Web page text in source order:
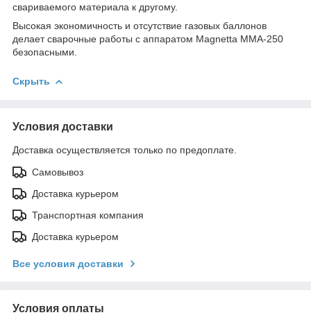
свариваемого материала к другому.
Высокая экономичность и отсутствие газовых баллонов
делает сварочные работы с аппаратом Magnetta MMA-250
безопасными.
Скрыть
Условия доставки
Доставка осуществляется только по предоплате.
Самовывоз
Доставка курьером
Транспортная компания
Доставка курьером
Все условия доставки
Условия оплаты